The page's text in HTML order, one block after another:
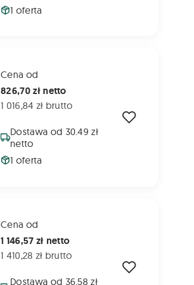
1 oferta
Cena od
826,70 zł netto
1 016,84 zł brutto
Dostawa od 30.49 zł
netto
1 oferta
Cena od
1 146,57 zł netto
1 410,28 zł brutto
Dostawa od 36.58 zł